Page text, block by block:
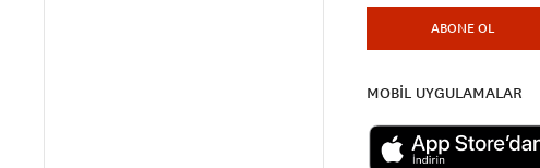
ABONE OL
MOBİL UYGULAMALAR